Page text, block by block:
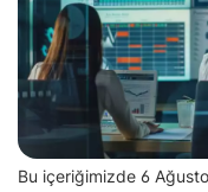
Bu içeriğimizde 6